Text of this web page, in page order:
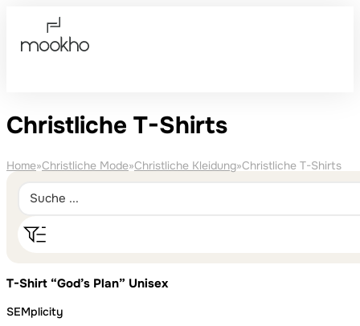
Christliche T-Shirts
Home»Christliche Mode»Christliche Kleidung»Christliche T-Shirts
T-Shirt “God’s Plan” Unisex
SEMplicity